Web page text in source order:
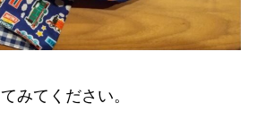
みてください。